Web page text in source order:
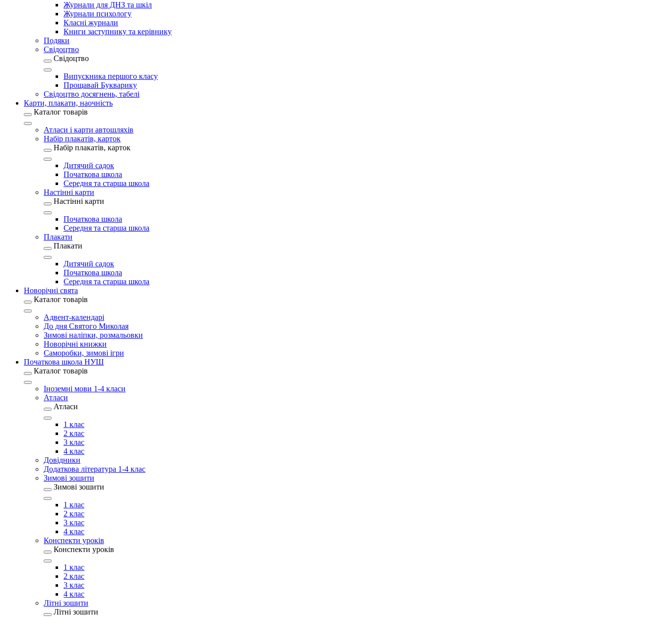
Журнали для ДНЗ та шкіл
Журнали психологу
Класні журнали
Книги заступнику та керівнику
Подяки
Свідоцтво
Свідоцтво
Випускника першого класу
Прощавай Букварику
Свідоцтво досягнень, табелі
Карти, плакати, наочність
Каталог товарів
Атласи і карти автошляхів
Набір плакатів, карток
Набір плакатів, карток
Дитячий садок
Початкова школа
Середня та старша школа
Настінні карти
Настінні карти
Початкова школа
Середня та старша школа
Плакати
Плакати
Дитячий садок
Початкова школа
Середня та старша школа
Новорічні свята
Каталог товарів
Адвент-календарі
До дня Святого Миколая
Зимові наліпки, розмальовки
Новорічні книжки
Саморобки, зимові ігри
Початкова школа НУШ
Каталог товарів
Іноземні мови 1-4 класи
Атласи
Атласи
1 клас
2 клас
3 клас
4 клас
Довідники
Додаткова література 1-4 клас
Зимові зошити
Зимові зошити
1 клас
2 клас
3 клас
4 клас
Конспекти уроків
Конспекти уроків
1 клас
2 клас
3 клас
4 клас
Літні зошити
Літні зошити